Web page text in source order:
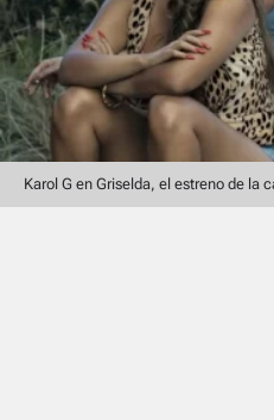
Karol G en Griselda, el estreno de la